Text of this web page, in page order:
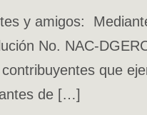
y amigos:
No. NAC-
que
de […]